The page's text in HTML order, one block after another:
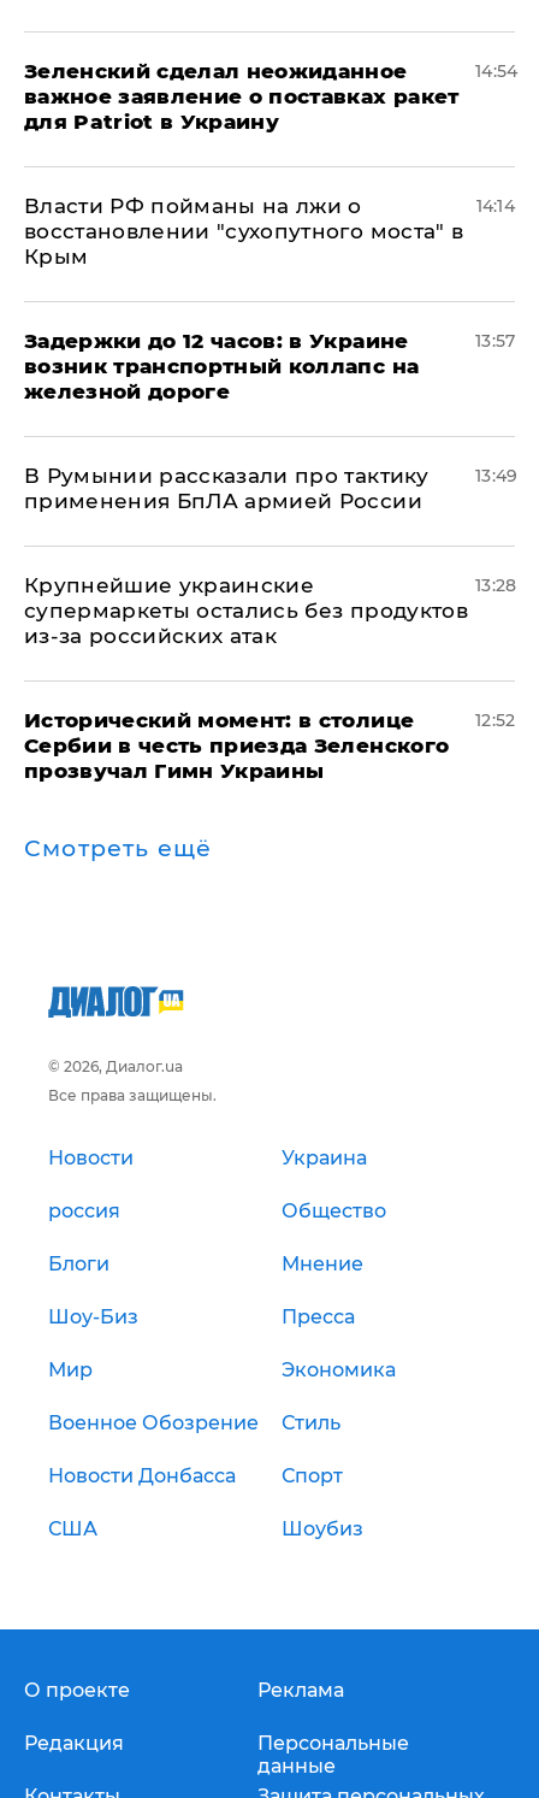
Зеленский сделал неожиданное
важное заявление о поставках ракет
для Patriot в Украину
14:54
Власти РФ пойманы на лжи о
восстановлении "сухопутного моста" в
Крым
14:14
Задержки до 12 часов: в Украине
возник транспортный коллапс на
железной дороге
13:57
В Румынии рассказали про тактику
применения БпЛА армией России
13:49
Крупнейшие украинские
супермаркеты остались без продуктов
из-за российских атак
13:28
Исторический момент: в столице
Сербии в честь приезда Зеленского
прозвучал Гимн Украины
12:52
Смотреть ещё
© 2026, Диалог.ua
Все права защищены.
Новости Украина
россия Общество
Блоги Мнение
Шоу-Биз Пресса
Мир Экономика
Военное Обозрение Стиль
Новости Донбасса Спорт
США Шоубиз
О проекте
Редакция
Реклама
Персональные
данные